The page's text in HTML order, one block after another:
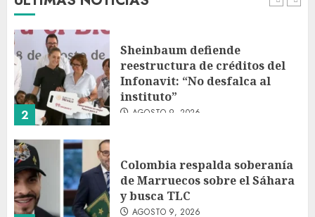
1
2
Sheinbaum defiende
reestructura de créditos del
Infonavit: “No desfalca al
instituto”
AGOSTO 9, 2026
Colombia respalda soberanía
de Marruecos sobre el Sáhara
y busca TLC
AGOSTO 9, 2026